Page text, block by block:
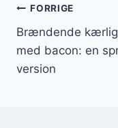
FORRIGE
Brændende
med bacon: en
version